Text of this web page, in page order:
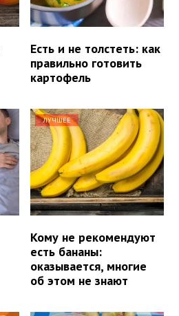
Есть и не толстеть: как
правильно готовить
картофель
ЛУЧШЕЕ
Кому не рекомендуют
есть бананы:
оказывается, многие
об этом не знают